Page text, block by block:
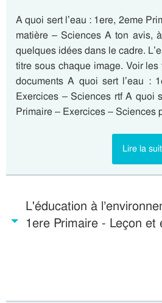
A quoi sert l’eau : 1ere, 2eme
matière – Sciences A ton avis,
quelques idées dans le cadre.
titre sous chaque image. Voir
documents A quoi sert l’eau :
Exercices – Sciences rtf A quoi
Primaire – Exercices – Sciences
Lire la
L'éducation à
1ere Primaire - Leçon et